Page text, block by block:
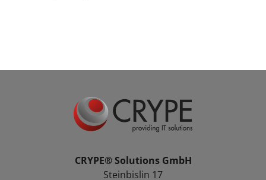
CRYPE® Solutions GmbH
Steinbislin 17